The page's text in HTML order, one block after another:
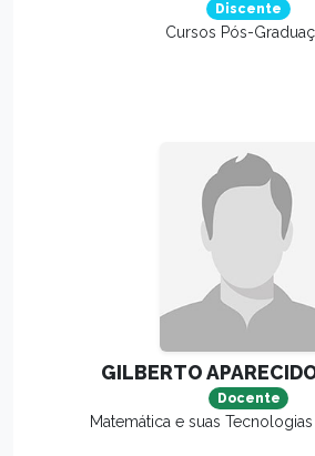
Discente
Cursos Pós-
GILBERTO
Docente
Matemática e suas